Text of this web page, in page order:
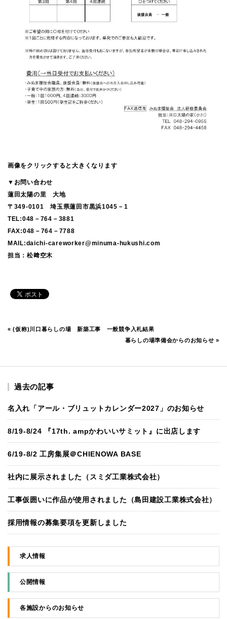
画像をクリックすると大きくなります
▼お問い合わせ
蓮田太陽の里 大地
〒349-0101 埼玉県蓮田市黒浜1045－1
TEL:048－764－3881
FAX:048－764－7788
MAIL:daichi-careworker@minuma-hukushi.com
担当：松﨑空木
«(仮称)川口暮らしの場 新築工事 一般競争入札結果
暮らしの場準備会からのお知らせ »
過去の記事
名入れ「アール・ブリュットカレンダー2027」のお知らせ
8/19-8/24 『17th. ampかわいいサミット』に出店します
6/19-8/2 工房集展＠CHIENOWA BASE
社内に展示されました（スミダ工業株式会社）
工事仮囲いに作品が使用されました（島田建設工業株式会社）
採用情報の募集要項を更新しました
求人情報
公開情報
各施設からのお知らせ